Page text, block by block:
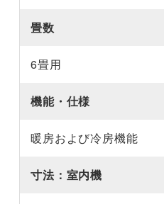
畳数
6畳用
機能・仕様
暖房および冷房機能
寸法：室内機